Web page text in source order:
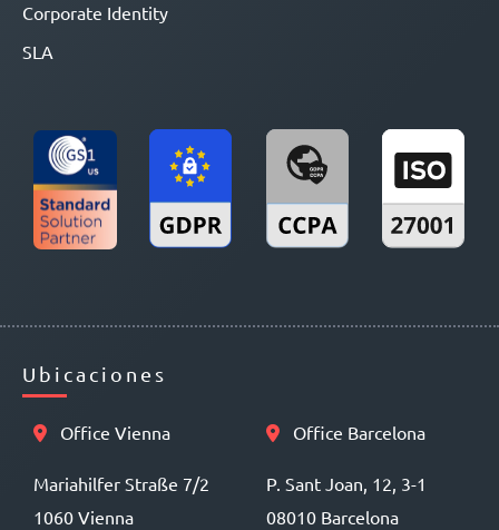
Corporate Identity
SLA
Ubicaciones
Office Vienna
Mariahilfer Straße 7/2
1060 Vienna
Office Barcelona
P. Sant Joan, 12, 3-1
08010 Barcelona